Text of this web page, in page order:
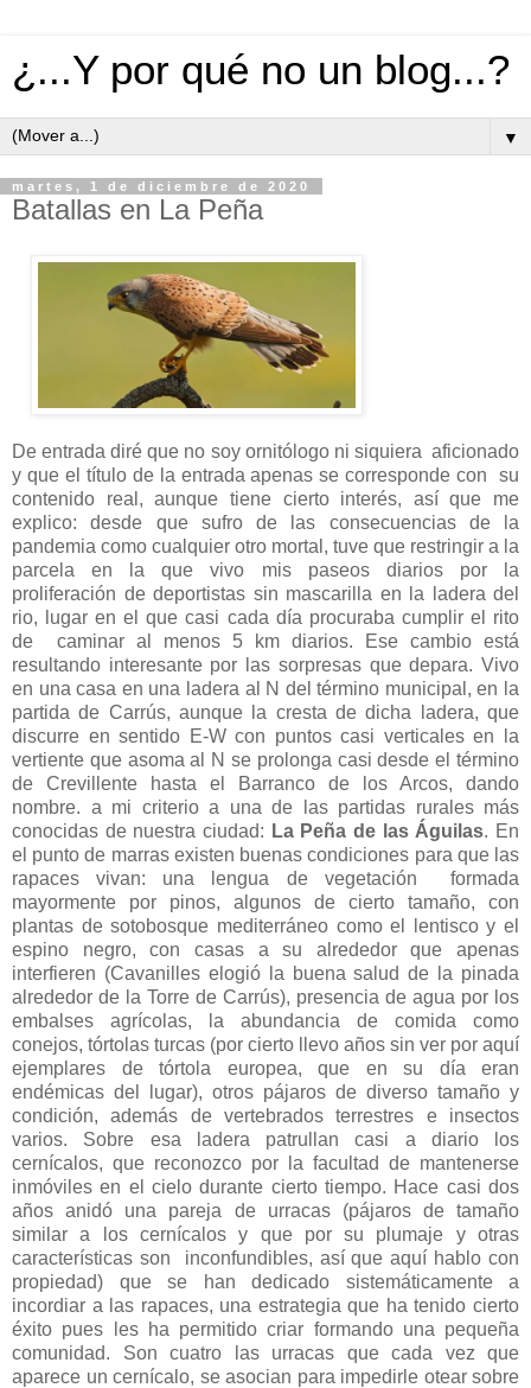
¿...Y por qué no un blog...?
▼
martes, 1 de diciembre de 2020
Batallas en La Peña
De entrada diré que no soy ornitólogo ni siquiera aficionado
y que el título de la entrada apenas se corresponde con su
contenido real, aunque tiene cierto interés, así que me
explico: desde que sufro de las consecuencias de la
pandemia como cualquier otro mortal, tuve que restringir a la
parcela en la que vivo mis paseos diarios por la
proliferación de deportistas sin mascarilla en la ladera del
rio, lugar en el que casi cada día procuraba cumplir el rito
de caminar al menos 5 km diarios. Ese cambio está
resultando interesante por las sorpresas que depara. Vivo
en una casa en una ladera al N del término municipal, en la
partida de Carrús, aunque la cresta de dicha ladera, que
discurre en sentido E-W con puntos casi verticales en la
vertiente que asoma al N se prolonga casi desde el término
de Crevillente hasta el Barranco de los Arcos, dando
nombre. a mi criterio a una de las partidas rurales más
conocidas de nuestra ciudad: La Peña de las Águilas. En
el punto de marras existen buenas condiciones para que las
rapaces vivan: una lengua de vegetación formada
mayormente por pinos, algunos de cierto tamaño, con
plantas de sotobosque mediterráneo como el lentisco y el
espino negro, con casas a su alrededor que apenas
interfieren (Cavanilles elogió la buena salud de la pinada
alrededor de la Torre de Carrús), presencia de agua por los
embalses agrícolas, la abundancia de comida como
conejos, tórtolas turcas (por cierto llevo años sin ver por aquí
ejemplares de tórtola europea, que en su día eran
endémicas del lugar), otros pájaros de diverso tamaño y
condición, además de vertebrados terrestres e insectos
varios. Sobre esa ladera patrullan casi a diario los
cernícalos, que reconozco por la facultad de mantenerse
inmóviles en el cielo durante cierto tiempo. Hace casi dos
años anidó una pareja de urracas (pájaros de tamaño
similar a los cernícalos y que por su plumaje y otras
características son inconfundibles, así que aquí hablo con
propiedad) que se han dedicado sistemáticamente a
incordiar a las rapaces, una estrategia que ha tenido cierto
éxito pues les ha permitido criar formando una pequeña
comunidad. Son cuatro las urracas que cada vez que
aparece un cernícalo, se asocian para impedirle otear sobre